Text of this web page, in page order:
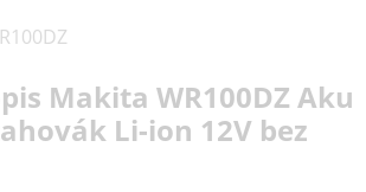
Makita WR100DZ Aku
Li-ion 12V bez